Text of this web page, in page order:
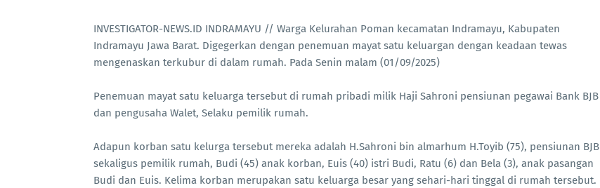
INVESTIGATOR-NEWS.ID INDRAMAYU // Warga Kelurahan Poman kecamatan Indramayu, Kabupaten
Indramayu Jawa Barat. Digegerkan dengan penemuan mayat satu keluargan dengan keadaan tewas
mengenaskan terkubur di dalam rumah. Pada Senin malam (01/09/2025)
Penemuan mayat satu keluarga tersebut di rumah pribadi milik Haji Sahroni pensiunan pegawai Bank BJB
dan pengusaha Walet, Selaku pemilik rumah.
Adapun korban satu kelurga tersebut mereka adalah H.Sahroni bin almarhum H.Toyib (75), pensiunan BJB
sekaligus pemilik rumah, Budi (45) anak korban, Euis (40) istri Budi, Ratu (6) dan Bela (3), anak pasangan
Budi dan Euis. ‎Kelima korban merupakan satu keluarga besar yang sehari-hari tinggal di rumah tersebut.